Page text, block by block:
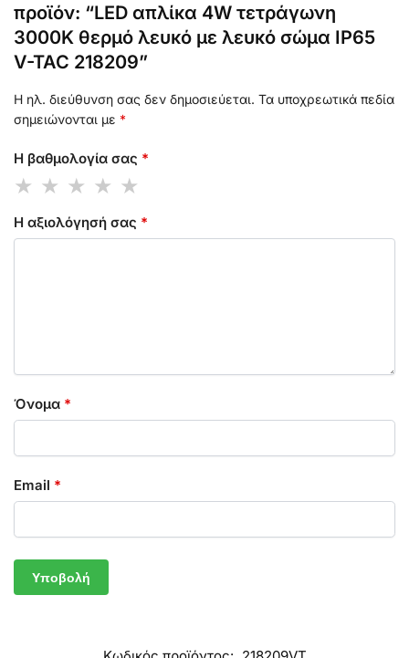
προϊόν: “LED απλίκα 4W τετράγωνη
3000K θερμό λευκό με λευκό σώμα IP65
V-TAC 218209”
Η ηλ. διεύθυνση σας δεν δημοσιεύεται. Τα υποχρεωτικά πεδία
σημειώνονται με *
Η βαθμολογία σας *
Η αξιολόγησή σας *
Όνομα *
Email *